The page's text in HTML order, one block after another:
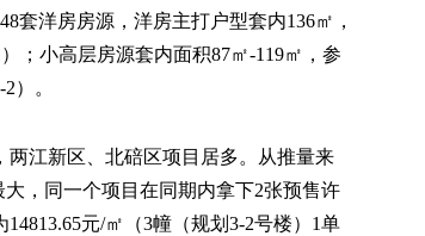
套洋房房源，洋房主打户型套内136㎡，
；小高层房源套内面积87㎡-119㎡，参
）。
两江新区、北碚区项目居多。从推量来
，同一个项目在同期内拿下2张预售许
元/㎡（3幢（规划3-2号楼）1单